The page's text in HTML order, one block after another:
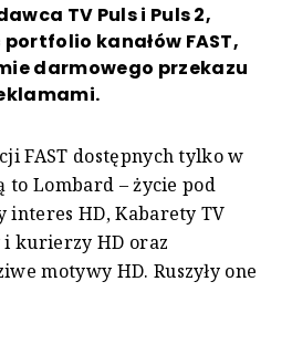
TV Puls i Puls 2,
kanałów FAST,
darmowego przekazu
FAST dostępnych tylko w
to Lombard – życie pod
interes HD, Kabarety TV
i kurierzy HD oraz
motywy HD. Ruszyły one